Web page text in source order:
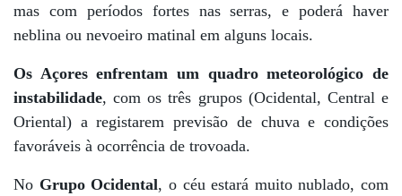
mas com períodos fortes nas serras, e poderá haver
neblina ou nevoeiro matinal em alguns locais.
Os Açores enfrentam um quadro meteorológico de
instabilidade, com os três grupos (Ocidental, Central e
Oriental) a registarem previsão de chuva e condições
favoráveis à ocorrência de trovoada.
No Grupo Ocidental, o céu estará muito nublado, com